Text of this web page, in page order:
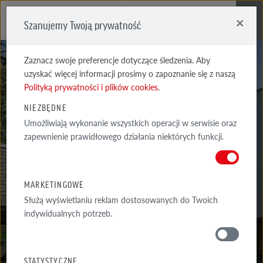
MARSEILLE
Szanujemy Twoją prywatność ×
Zaznacz swoje preferencje dotyczące śledzenia. Aby
uzyskać więcej informacji prosimy o zapoznanie się z naszą
Polityką prywatności i plików cookies.
NIEZBĘDNE
Umożliwiają wykonanie wszystkich operacji w serwisie oraz
zapewnienie prawidłowego działania niektórych funkcji.
MARKETINGOWE
Służą wyświetlaniu reklam dostosowanych do Twoich
indywidualnych potrzeb.
STATYSTYCZNE